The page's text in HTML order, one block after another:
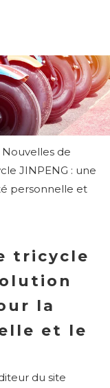
Pусский
Español
Nouvelles de
JINPENG : une
personnelle et
tricycle
la
et le
du site